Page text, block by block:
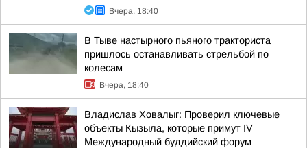
Вчера, 18:40
В Тыве настырного пьяного тракториста
пришлось останавливать стрельбой по
колесам
Вчера, 18:40
Владислав Ховалыг: Проверил ключевые
объекты Кызыла, которые примут IV
Международный буддийский форум